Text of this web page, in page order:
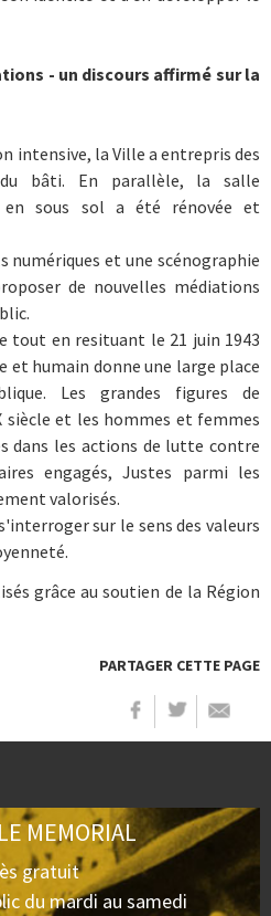
- un discours affirmé sur la
intensive, la Ville a entrepris des
bâti. En parallèle, la salle
en sous sol a été rénovée et
numériques et une scénographie
de nouvelles médiations
tout en resituant le 21 juin 1943
et humain donne une large place
Les grandes figures de
siècle et les hommes et femmes
dans les actions de lutte contre
engagés, Justes parmi les
valorisés.
sur le sens des valeurs
grâce au soutien de la Région
PARTAGER CETTE PAGE
MEMORIAL
gratuit
du mardi au samedi